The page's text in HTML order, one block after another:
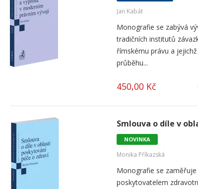
Jan Kabát
Monografie se zabývá
tradičních institutů
římskému právu a
průběhu...
450,00 Kč
Smlouva o díle v
NOVINKA
Monika Příkazská
Monografie se
poskytovatelem